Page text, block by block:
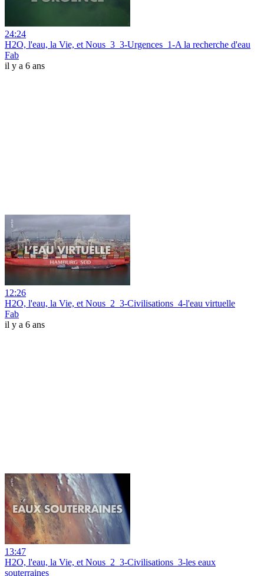
24:24
H2O, l'eau, la Vie, et Nous_3_3-Urgences_1-A la recherche d'eau
Fab
il y a 6 ans
12:26
H2O, l'eau, la Vie, et Nous_2_3-Civilisations_4-l'eau virtuelle
Fab
il y a 6 ans
13:47
H2O, l'eau, la Vie, et Nous_2_3-Civilisations_3-les eaux
souterraines